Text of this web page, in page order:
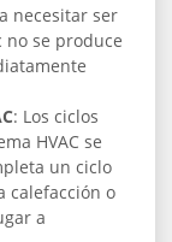
necesitar ser
no se produce
: Los ciclos
HVAC se
un ciclo
calefacción o
a